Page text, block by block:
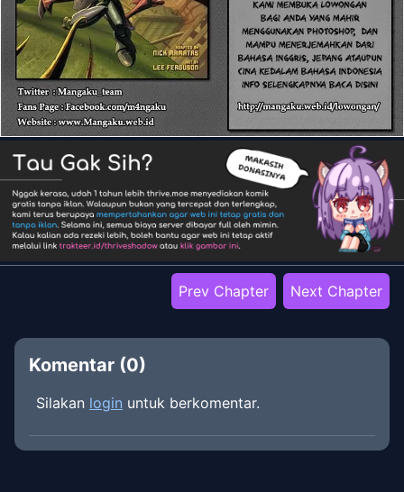
Prev Chapter Next Chapter
Komentar (0)
Silakan login untuk berkomentar.